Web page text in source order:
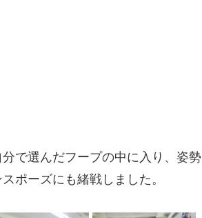
で選んだフープの中に入り、姿
ポーズにも緒戦しました。